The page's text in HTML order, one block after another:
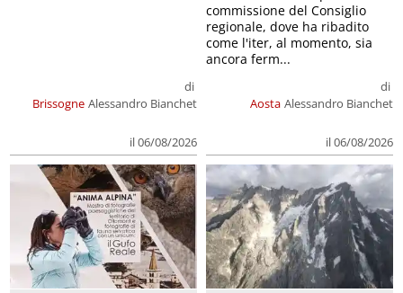
Brissogne
di
Alessandro Bianchet
il 06/08/2026
Aosta
di
Alessandro Bianchet
il 06/08/2026
commissione del Consiglio
regionale, dove ha ribadito
come l'iter, al momento, sia
ancora ferm...